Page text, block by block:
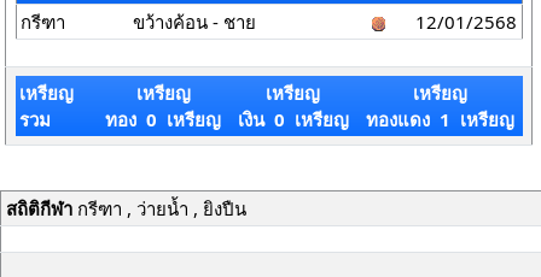
กรีฑา ขว้างค้อน - ชาย 12/01/2568
เหรียญ
รวม
เหรียญ
ทอง 0 เหรียญ
เหรียญ
เงิน 0 เหรียญ
เหรียญ
ทองแดง 1 เหรียญ
สถิติกีฬากรีฑา , ว่ายน้ำ , ยิงปืน